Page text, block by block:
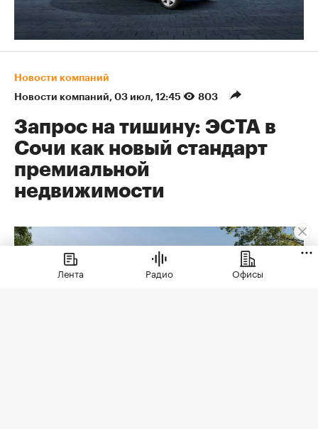
Новости компаний
Новости компаний⁠, 03 июл, 12:45 803
Запрос на тишину: ЭСТА в
Сочи как новый стандарт
премиальной
недвижимости
Лента Радио Офисы